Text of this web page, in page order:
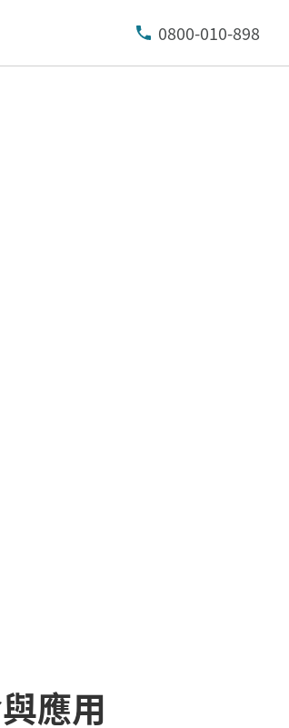
0800-010-898
應用